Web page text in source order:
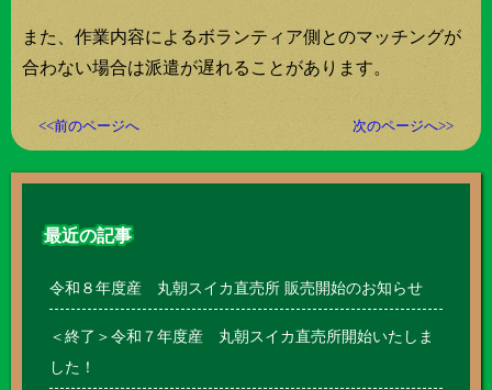
また、作業内容によるボランティア側とのマッチングが
合わない場合は派遣が遅れることがあります。
<<前のページへ 次のページへ>>
最近の記事
令和８年度産 丸朝スイカ直売所 販売開始のお知らせ
＜終了＞令和７年度産 丸朝スイカ直売所開始いたしま
した！